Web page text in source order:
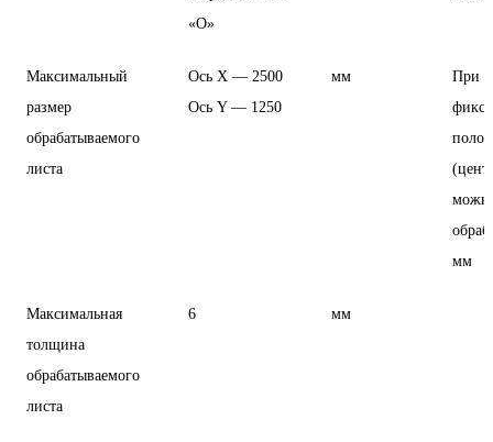
«О»
Максимальный
размер
обрабатываемого
листа
Ось Х — 2500
Ось Y — 1250
мм
При
мм
Максимальная
толщина
обрабатываемого
листа
6 мм